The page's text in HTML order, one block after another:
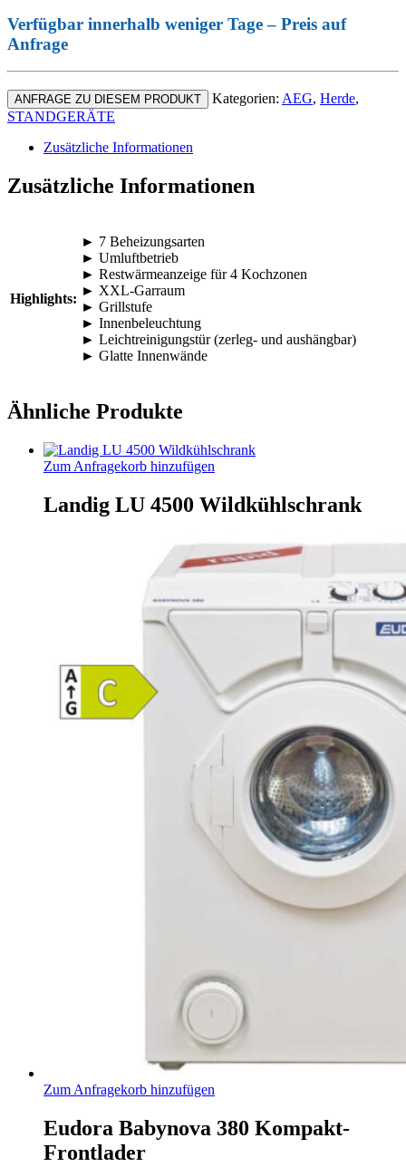
Verfügbar innerhalb weniger Tage – Preis auf
Anfrage
ANFRAGE ZU DIESEM PRODUKT Kategorien: AEG, Herde,
STANDGERÄTE
Zusätzliche Informationen
Zusätzliche Informationen
Highlights:
► 7 Beheizungsarten
► Umluftbetrieb
► Restwärmeanzeige für 4 Kochzonen
► XXL-Garraum
► Grillstufe
► Innenbeleuchtung
► Leichtreinigungstür (zerleg- und aushängbar)
► Glatte Innenwände
Ähnliche Produkte
Zum Anfragekorb hinzufügen
Landig LU 4500 Wildkühlschrank
Zum Anfragekorb hinzufügen
Eudora Babynova 380 Kompakt-
Frontlader